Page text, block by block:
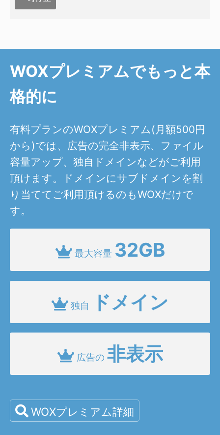
WOXプレミアムでもっと本
格的に
有料プランのWOXプレミアム(月額500円
から)では、広告の完全非表示、ファイル
容量アップ、独自ドメインなどがご利用
頂けます。ドメインにサブドメインを割
り当ててご利用頂けるのもWOXだけで
す。
最大容量 32GB
独自 ドメイン
広告の 非表示
WOXプレミアム詳細